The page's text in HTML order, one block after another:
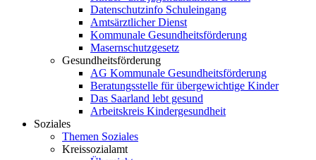
Datenschutzinfo Schuleingang
Amtsärztlicher Dienst
Kommunale Gesundheitsförderung
Masernschutzgesetz
Gesundheitsförderung
AG Kommunale Gesundheitsförderung
Beratungsstelle für übergewichtige Kinder
Das Saarland lebt gesund
Arbeitskreis Kindergesundheit
Soziales
Themen Soziales
Kreissozialamt